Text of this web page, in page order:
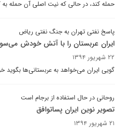
حمله کند، در حالی که نیت اصلی آن حمله به
پاسخ نفتی تهران به جنگ نفتی ریاض
ایران عربستان را با آتش خودش
۲۲ شهریور ۱۳۹۴
گویی ایران می‌خواهد به عربستانی‌ها
روحانی در حال استفاده از برجام است
تصویر نوین ایران پساتوافق
۲۱ شهریور ۱۳۹۴